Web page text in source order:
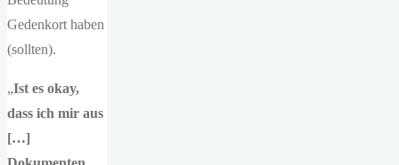
Gedenkort haben
(sollten).
„Ist es okay,
dass ich mir aus
[…]